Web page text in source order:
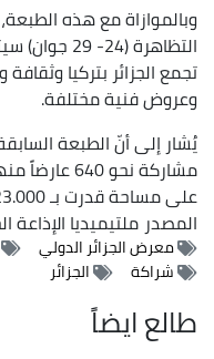
وبالموازاة مع هذه
التظاهرة (24-
تجمع الجزائر بتركيا وثقافة
وعروض فنية مختلفة.
يُشار إلى أنّ الطبعة
على مساحة قدرت بـ 23.000 م2.
المصدرملتيميديا الإذاعة
معرض الجزائر الدولي
شراكة
الجزائر
طالع ايضاً